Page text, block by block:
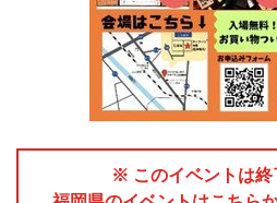
※ このイベントは終